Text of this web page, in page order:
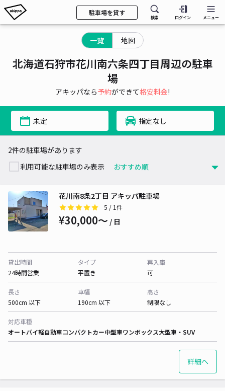
駐車場を貸す
検索 ログイン メニュー
一覧 地図
北海道石狩市花川南六条四丁目周辺の駐車
場
アキッパなら予約ができて格安料金!
未定 指定なし
2件の駐車場があります
利用可能な駐車場のみ表示
花川南8条2丁目 アキッパ駐車場
5 / 1件
¥30,000〜 / 日
貸出時間
24時間営業
タイプ
平置き
再入庫
可
長さ
500cm 以下
車幅
190cm 以下
高さ
制限なし
対応車種
オートバイ軽自動車コンパクトカー中型車ワンボックス大型車・SUV
詳細へ